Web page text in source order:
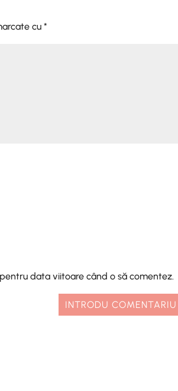
cu*
data viitoare când o să comentez.
INTRODU COMENTARIU